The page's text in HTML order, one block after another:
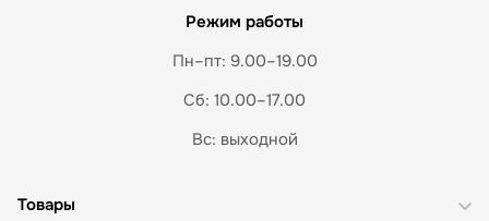
Режим работы
Пн–пт: 9.00–19.00
Сб: 10.00–17.00
Вс: выходной
Товары